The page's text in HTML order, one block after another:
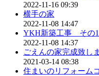
2022-11-16 09:39
横手の家
2022-11-08 14:47
YKH新築工事 その1
2022-11-08 14:37
ごえんの家完成致し
2021-03-14 08:38
住まいのリフォーム